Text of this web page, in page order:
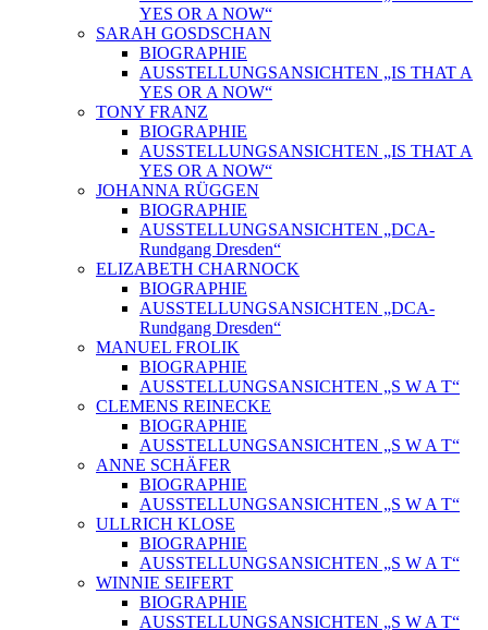
YES OR A NOW“
SARAH GOSDSCHAN
BIOGRAPHIE
AUSSTELLUNGSANSICHTEN „IS THAT A
YES OR A NOW“
TONY FRANZ
BIOGRAPHIE
AUSSTELLUNGSANSICHTEN „IS THAT A
YES OR A NOW“
JOHANNA RÜGGEN
BIOGRAPHIE
AUSSTELLUNGSANSICHTEN „DCA-
Rundgang Dresden“
ELIZABETH CHARNOCK
BIOGRAPHIE
AUSSTELLUNGSANSICHTEN „DCA-
Rundgang Dresden“
MANUEL FROLIK
BIOGRAPHIE
AUSSTELLUNGSANSICHTEN „S W A T“
CLEMENS REINECKE
BIOGRAPHIE
AUSSTELLUNGSANSICHTEN „S W A T“
ANNE SCHÄFER
BIOGRAPHIE
AUSSTELLUNGSANSICHTEN „S W A T“
ULLRICH KLOSE
BIOGRAPHIE
AUSSTELLUNGSANSICHTEN „S W A T“
WINNIE SEIFERT
BIOGRAPHIE
AUSSTELLUNGSANSICHTEN „S W A T“